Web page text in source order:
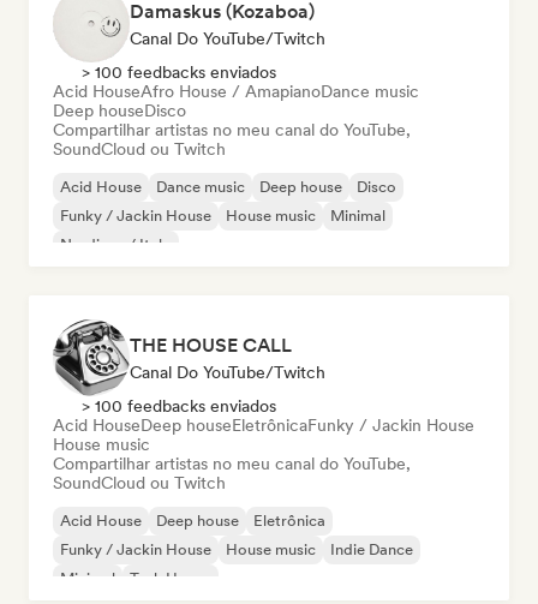
Damaskus (Kozaboa)
Canal Do YouTube/Twitch
> 100 feedbacks enviados
Acid HouseAfro House / AmapianoDance music
Deep houseDisco
Compartilhar artistas no meu canal do YouTube,
SoundCloud ou Twitch
Acid House Dance music Deep house
Disco
Funky / Jackin House
House music
Minimal
Nu-disco / Italo
THE HOUSE CALL
Canal Do YouTube/Twitch
> 100 feedbacks enviados
Acid HouseDeep houseEletrônicaFunky / Jackin House
House music
Compartilhar artistas no meu canal do YouTube,
SoundCloud ou Twitch
Acid House Deep house
Eletrônica
Funky / Jackin House
House music
Indie Dance
Minimal
Tech House